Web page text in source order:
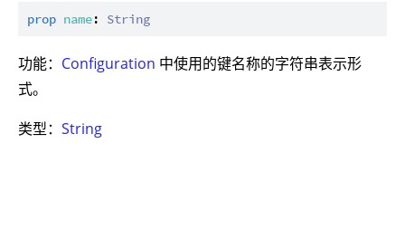
prop name: String
功能： Configuration 中使用的键名称的字符串表示形
式。
类型： String